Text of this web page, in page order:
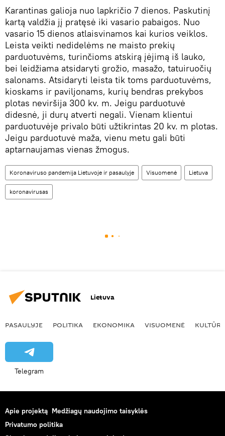
Karantinas galioja nuo lapkričio 7 dienos. Paskutinį
kartą valdžia jį pratęsė iki vasario pabaigos. Nuo
vasario 15 dienos atlaisvinamos kai kurios veiklos.
Leista veikti nedidelėms ne maisto prekių
parduotuvėms, turinčioms atskirą įėjimą iš lauko,
bei leidžiama atsidaryti grožio, masažo, tatuiruočių
salonams. Atsidaryti leista tik toms parduotuvėms,
kioskams ir paviljonams, kurių bendras prekybos
plotas neviršija 300 kv. m. Jeigu parduotuvė
didesnė, ji durų atverti negali. Vienam klientui
parduotuvėje privalo būti užtikrintas 20 kv. m plotas.
Jeigu parduotuvė maža, vienu metu gali būti
aptarnaujamas vienas žmogus.
Koronaviruso pandemija Lietuvoje ir pasaulyje Visuomenė Lietuva
koronavirusas
Lietuva
PASAULYJE POLITIKA EKONOMIKA VISUOMENĖ KULTŪRA
Telegram
Apie projektą Medžiagų naudojimo taisyklės
Privatumo politika